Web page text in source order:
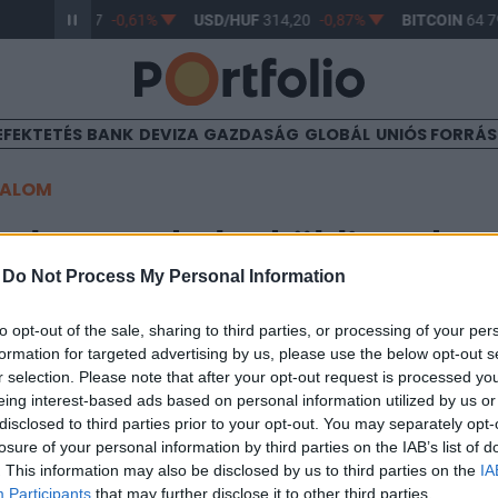
Do Not Process My Personal Information
opt-out of the sale, sharing to third parties, or processing of your
for targeted advertising by us, please use the below opt-out
selection. Please note that after your opt-out request is processed
interest-based ads based on personal information utilized by us
to third parties prior to your opt-out. You may separately
of your personal information by third parties on the IAB’s list of
This information may also be disclosed by us to third parties on the
Participants that may further disclose it to other third parties.
363,17 -0,61% USD/HUF314,20 -0,87% BITCOIN64
BANK DEVIZA GAZDASÁG GLOBÁL UNIÓS
a pokolra küldi
fogadnak
épült ki a Teslában Musk tegnap megpróbálta elkergetni
hogy majd jól ráijeszt azokra, akik shortolják a Tesla
nem csak a levegőbe beszélt, tegnap közel 10 millió dollárért,